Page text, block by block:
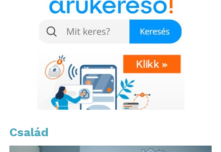
olyan társasjátékokat, amelyekkel a közös élmények
maradandóvá válnak. Az ő ajánlataik kifejezetten
azoknak szólnak, akik szeretik az aktív
További friss híreket talál awww.sziamaci.hu
főoldalán! Kövesse a technológiai híreket és
csatlakozzon hozzánk aFacebookon
Család